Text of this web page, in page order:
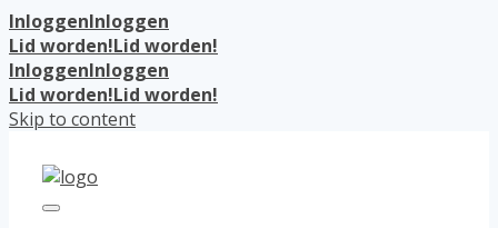
InloggenInloggen
Lid worden!Lid worden!
InloggenInloggen
Lid worden!Lid worden!
Skip to content